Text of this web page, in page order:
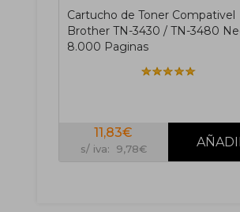
Cartucho de Toner Compativel
Brother TN-3430 / TN-3480
8.000 Paginas
11,83€
s/ iva: 9,78€